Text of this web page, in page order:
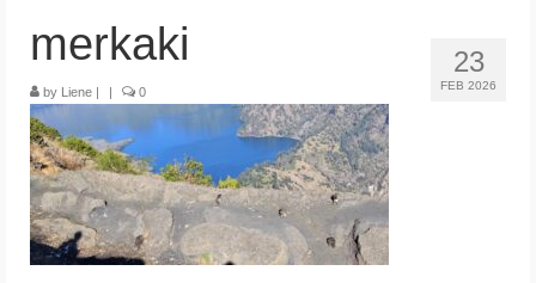
ASV
Melnkalne
Grieķija
23
FEB 2026
merkaki
by Liene | | 0